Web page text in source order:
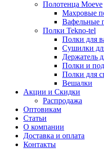
Полотенца Moeve
Махровые
Вафельные
Полки Tekno-tel
Полки для
Сушилки
Держатель
Полки и
Полки для
Вешалки
Акции и Скидки
Распродажа
Оптовикам
Статьи
О компании
Доставка и оплата
Контакты